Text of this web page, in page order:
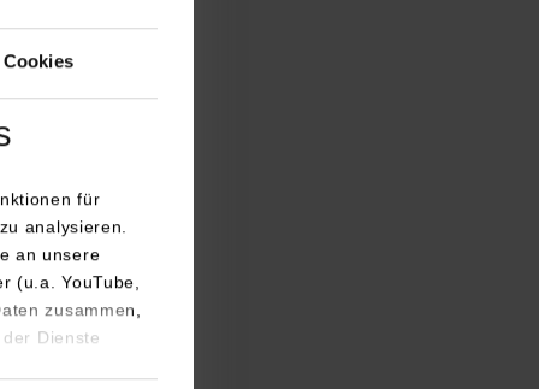
Cookies
für
analysieren.
an unsere
(u.a. YouTube,
zusammen,
Dienste
Präsident
anders als
damals nicht
Die